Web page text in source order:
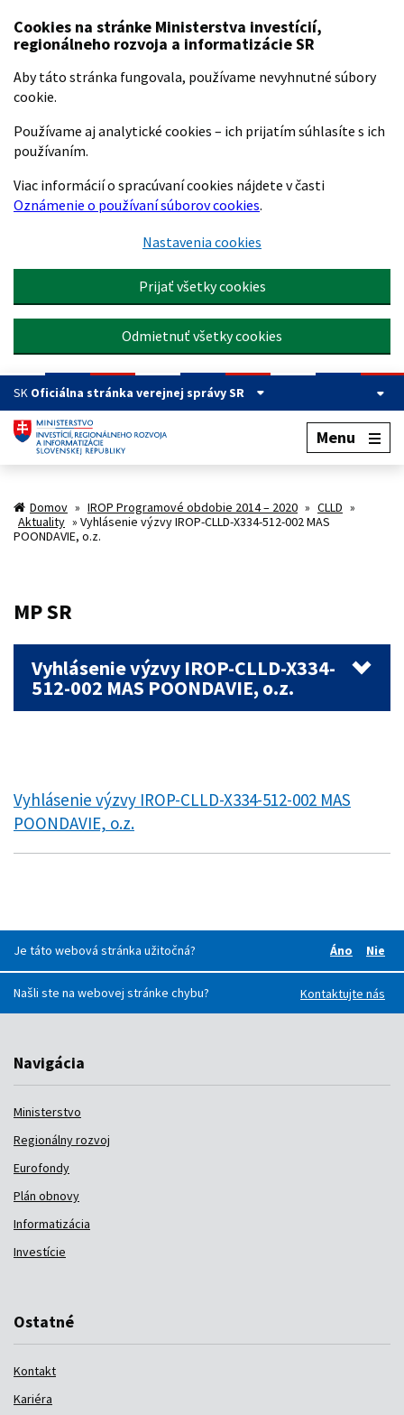
Preskočiť na hlavný obsah
Cookies na stránke Ministerstva investícií,
regionálneho rozvoja a informatizácie SR
Aby táto stránka fungovala, používame nevyhnutné súbory
cookie.
Používame aj analytické cookies – ich prijatím súhlasíte s ich
používaním.
Viac informácií o spracúvaní cookies nájdete v časti
Oznámenie o používaní súborov cookies.
Nastavenia cookies
Prijať všetky cookies
Odmietnuť všetky cookies
SK Oficiálna stránka verejnej správy SR
Menu
Domov » IROP Programové obdobie 2014 – 2020 » CLLD »
Aktuality » Vyhlásenie výzvy IROP-CLLD-X334-512-002 MAS
POONDAVIE, o.z.
MP SR
Vyhlásenie výzvy IROP-CLLD-X334-
512-002 MAS POONDAVIE, o.z.
Vyhlásenie výzvy IROP-CLLD-X334-512-002 MAS
POONDAVIE, o.z.
Je táto webová stránka užitočná?
Áno
Nie
Našli ste na webovej stránke chybu?
Kontaktujte nás
Navigácia
Ministerstvo
Regionálny rozvoj
Eurofondy
Plán obnovy
Informatizácia
Investície
Ostatné
Kontakt
Kariéra